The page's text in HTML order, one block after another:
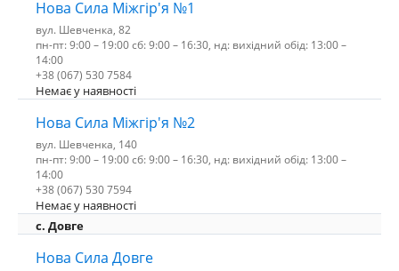
Нова Сила Міжгір'я №1
вул. Шевченка, 82
пн-пт: 9:00 – 19:00 сб: 9:00 – 16:30, нд: вихідний обід: 13:00 –
14:00
+38 (067) 530 7584
Немає у наявності
Нова Сила Міжгір'я №2
вул. Шевченка, 140
пн-пт: 9:00 – 19:00 сб: 9:00 – 16:30, нд: вихідний обід: 13:00 –
14:00
+38 (067) 530 7594
Немає у наявності
с. Довге
Нова Сила Довге